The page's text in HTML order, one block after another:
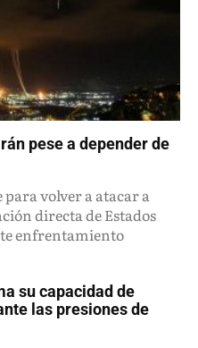
pese a depender de
volver a atacar a
directa de Estados
enfrentamiento
su capacidad de
las presiones de